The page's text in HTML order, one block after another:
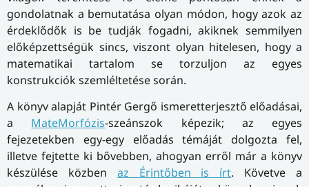
gondolatnak a bemutatása olyan módon, hogy azok az
érdeklődők is be tudják fogadni, akiknek semmilyen
előképzettségük sincs, viszont olyan hitelesen, hogy a
matematikai tartalom se torzuljon az egyes
konstrukciók szemléltetése során.
A könyv alapját Pintér Gergő ismeretterjesztő előadásai,
a MateMorfózis-szeánszok képezik; az egyes
fejezetekben egy-egy előadás témáját dolgozta fel,
illetve fejtette ki bővebben, ahogyan erről már a könyv
készülése közben az Érintőben is írt. Követve a